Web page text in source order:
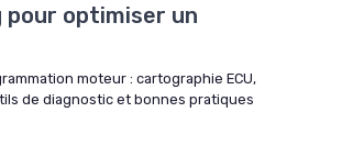
optimiser un
moteur : cartographie ECU,
de diagnostic et bonnes pratiques